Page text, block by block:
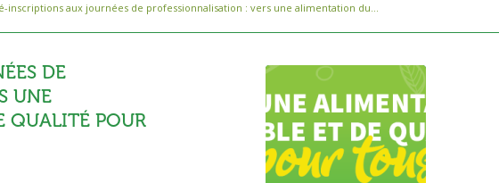
inscriptions aux journées de professionnalisation : vers une alimentation du...
DE
UNE
QUALITÉ POUR